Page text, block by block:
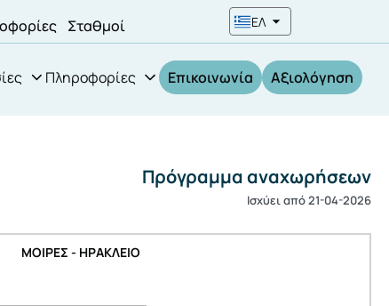
Σταθμοί ΕΛ
Πληροφορίες Επικοινωνία Αξιολόγηση
Πρόγραμμα αναχωρήσεων
Ισχύει από 21-04-2026
ΜΟΙΡΕΣ - ΗΡΑΚΛΕΙΟ